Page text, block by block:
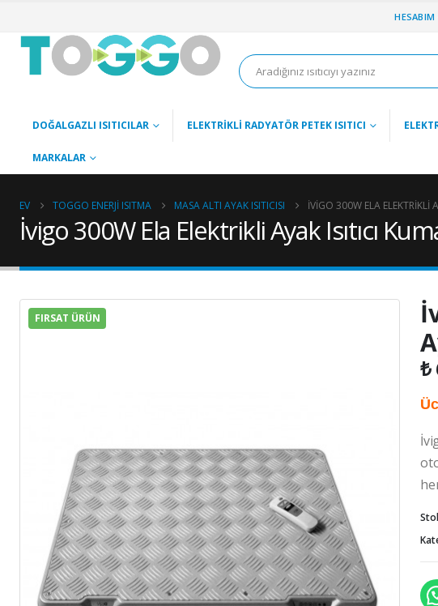
DOĞALGAZLI ISITICILAR ELEKTRIKLI RADYATÖR PETEK ISITICI
MARKALAR
EV TOGGO ENERJI ISITMA MASA ALTI AYAK ISITICISI İVIGO 300W ELA ELEKTRIKLI
İvigo 300W Ela Elektrikli Ayak Isıtıcı
FIRSAT ÜRÜN
₺